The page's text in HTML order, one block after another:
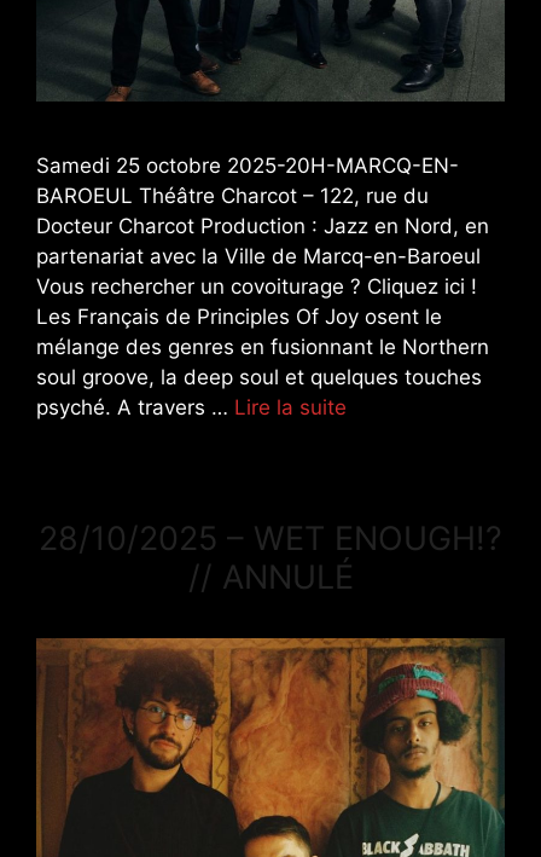
Samedi 25 octobre 2025-20H-MARCQ-EN-
BAROEUL Théâtre Charcot – 122, rue du
Docteur Charcot Production : Jazz en Nord, en
partenariat avec la Ville de Marcq-en-Baroeul
Vous rechercher un covoiturage ? Cliquez ici !
Les Français de Principles Of Joy osent le
mélange des genres en fusionnant le Northern
soul groove, la deep soul et quelques touches
psyché. A travers … Lire la suite
28/10/2025 – WET ENOUGH!?
// ANNULÉ